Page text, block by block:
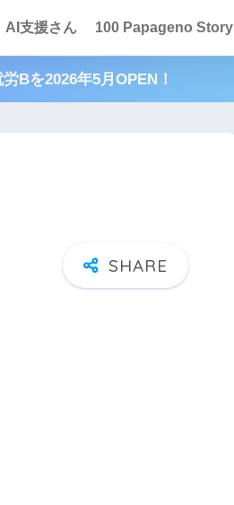
AI支援さん 100 Papageno Story
Bを2026年5月OPEN！